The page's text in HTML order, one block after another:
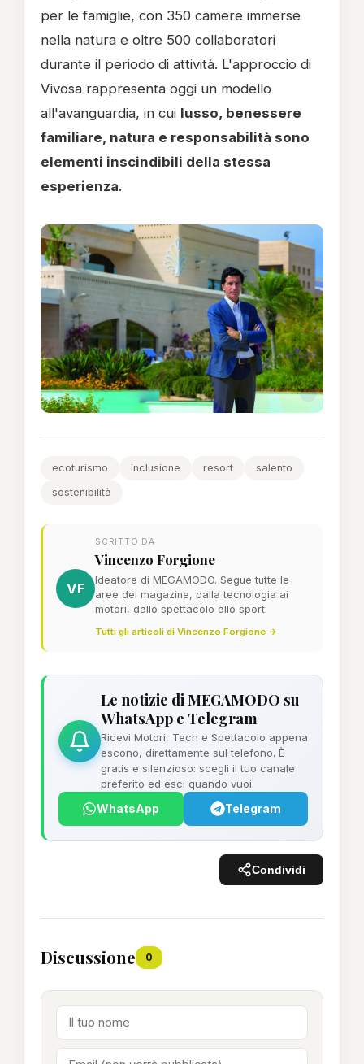
per le famiglie, con 350 camere immerse
nella natura e oltre 500 collaboratori
durante il periodo di attività. L'approccio di
Vivosa rappresenta oggi un modello
all'avanguardia, in cui lusso, benessere
familiare, natura e responsabilità sono
elementi inscindibili della stessa
esperienza.
ecoturismo inclusione resort
salento
sostenibilità
VF
SCRITTO DA
Vincenzo Forgione
Ideatore di MEGAMODO. Segue tutte le
aree del magazine, dalla tecnologia ai
motori, dallo spettacolo allo sport.
Tutti gli articoli di Vincenzo Forgione →
Le notizie di MEGAMODO su
WhatsApp e Telegram
Ricevi Motori, Tech e Spettacolo appena
escono, direttamente sul telefono. È
gratis e silenzioso: scegli il tuo canale
preferito ed esci quando vuoi.
WhatsApp Telegram
Condividi
Discussione 0